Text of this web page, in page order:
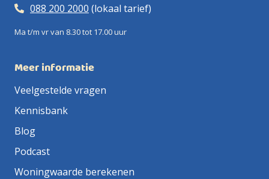
088 200 2000 (lokaal tarief)
Ma t/m vr van 8.30 tot 17.00 uur
Meer informatie
Veelgestelde vragen
Kennisbank
Blog
Podcast
Woningwaarde berekenen